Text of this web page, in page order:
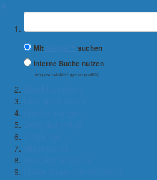
Suchbegriff
Mit
suchen
Interne Suche nutzen
(eingeschränkte Ergebnisqualität)